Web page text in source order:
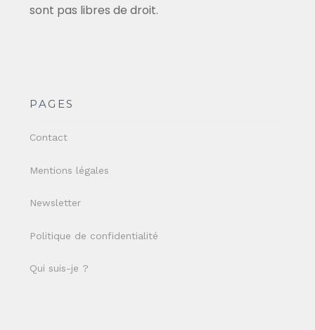
sont pas libres de droit.
PAGES
Contact
Mentions légales
Newsletter
Politique de confidentialité
Qui suis-je ?